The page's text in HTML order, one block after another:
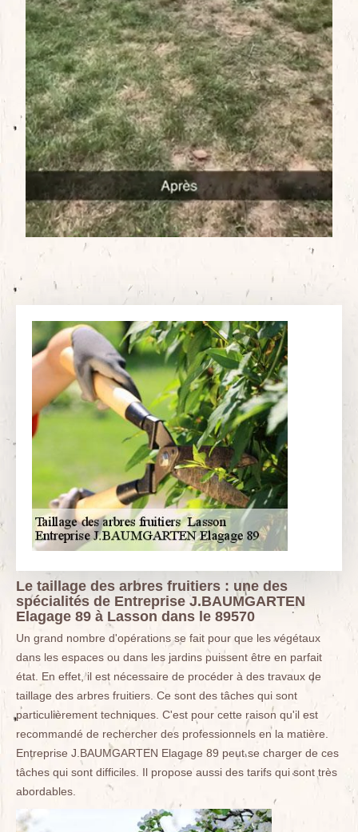
Le taillage des arbres fruitiers : une des
spécialités de Entreprise J.BAUMGARTEN
Elagage 89 à Lasson dans le 89570
Un grand nombre d'opérations se fait pour que les végétaux
dans les espaces ou dans les jardins puissent être en parfait
état. En effet, il est nécessaire de procéder à des travaux de
taillage des arbres fruitiers. Ce sont des tâches qui sont
particulièrement techniques. C'est pour cette raison qu'il est
recommandé de rechercher des professionnels en la matière.
Entreprise J.BAUMGARTEN Elagage 89 peut se charger de ces
tâches qui sont difficiles. Il propose aussi des tarifs qui sont très
abordables.